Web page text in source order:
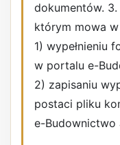
dokumentów.
którym mowa
1) wypełnieniu
w portalu e-
2) zapisaniu
postaci pliku
e-Budownictwo